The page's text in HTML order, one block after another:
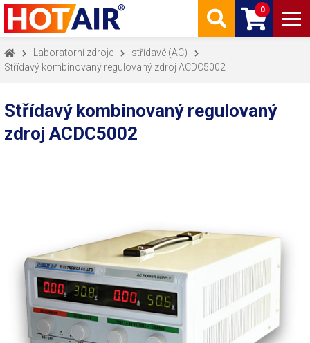
0
Laboratorní zdroje
střídavé (AC)
Střídavý kombinovaný regulovaný zdroj ACDC5002
Střídavý kombinovaný regulovaný
zdroj ACDC5002